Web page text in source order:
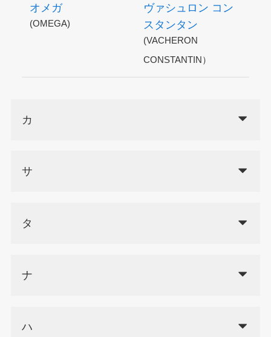
オメガ
(OMEGA)
ヴァシュロン コン
スタンタン
(VACHERON
CONSTANTIN）
カ
サ
タ
ナ
ハ